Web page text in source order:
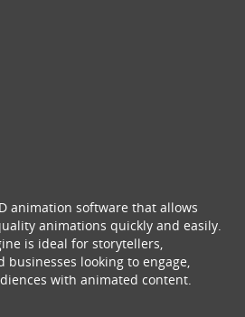
animation software that allows
animations quickly and easily.
is ideal for storytellers,
businesses looking to engage,
with animated content.